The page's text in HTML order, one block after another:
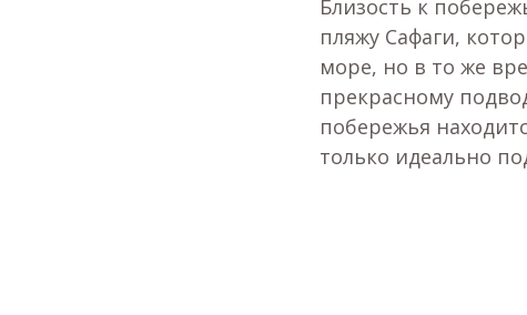
Близость к
пляжу Сафаги,
море, но в то же
прекрасному
побережья
только идеально